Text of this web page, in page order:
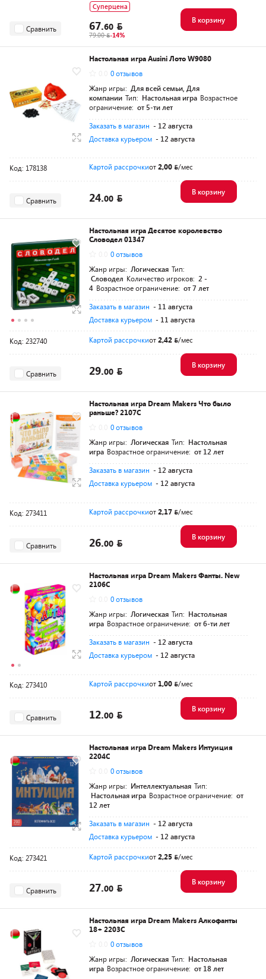
Сравнить
Суперцена
67.60
79.00 -14%
В корзину
Настольная игра Ausini Лото W9080
0 отзывов
Жанр игры: Для всей семьи, Для
компании Тип: Настольная игра Возрастное
ограничение: от 5-ти лет
Заказать в магазин - 12 августа
Доставка курьером - 12 августа
Код: 178138 Картой рассрочкиот2,00 /мес
Сравнить 24.00
В корзину
Настольная игра Десятое королевство
Словодел 01347
0 отзывов
Жанр игры: Логическая Тип:
Словодел Количество игроков: 2 -
4 Возрастное ограничение: от 7 лет
Заказать в магазин - 11 августа
Доставка курьером - 11 августа
Код: 232740 Картой рассрочкиот2,42 /мес
Сравнить 29.00
В корзину
Настольная игра Dream Makers Что было
раньше? 2107C
0 отзывов
Жанр игры: Логическая Тип: Настольная
игра Возрастное ограничение: от 12 лет
Заказать в магазин - 12 августа
Доставка курьером - 12 августа
Код: 273411 Картой рассрочкиот2,17 /мес
Сравнить 26.00
В корзину
Настольная игра Dream Makers Фанты. New
2106C
0 отзывов
Жанр игры: Логическая Тип: Настольная
игра Возрастное ограничение: от 6-ти лет
Заказать в магазин - 12 августа
Доставка курьером - 12 августа
Код: 273410 Картой рассрочкиот 1,00 /мес
Сравнить 12.00
В корзину
Настольная игра Dream Makers Интуиция
2204C
0 отзывов
Жанр игры: Интеллектуальная Тип:
Настольная игра Возрастное ограничение: от
12 лет
Заказать в магазин - 12 августа
Доставка курьером - 12 августа
Код: 273421 Картой рассрочкиот2,25 /мес
Сравнить 27.00
В корзину
Настольная игра Dream Makers Алкофанты
18+ 2203C
0 отзывов
Жанр игры: Логическая Тип: Настольная
игра Возрастное ограничение: от 18 лет